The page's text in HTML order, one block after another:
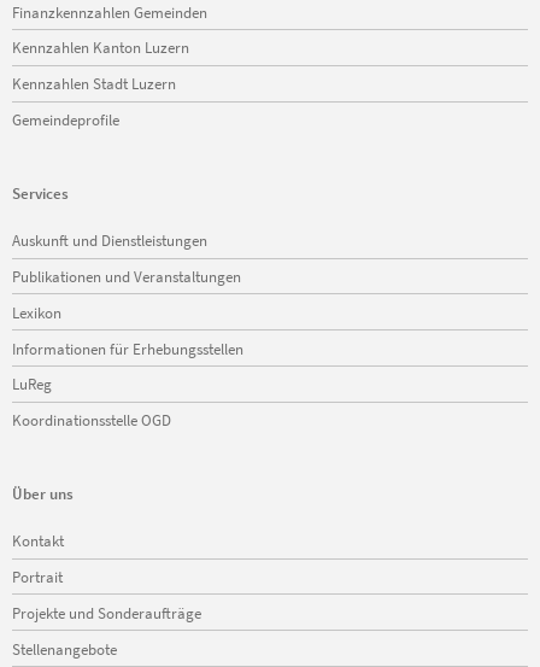
Finanzkennzahlen Gemeinden
Kennzahlen Kanton Luzern
Kennzahlen Stadt Luzern
Gemeindeprofile
Services
Navigation
überspringen
Auskunft und Dienstleistungen
Publikationen und Veranstaltungen
Lexikon
Informationen für Erhebungsstellen
LuReg
Koordinationsstelle OGD
Über uns
Navigation
überspringen
Kontakt
Portrait
Projekte und Sonderaufträge
Stellenangebote